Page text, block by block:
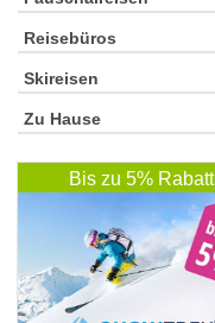
Reisebüros
Skireisen
Zu Hause
Bis zu 5% Rabatt